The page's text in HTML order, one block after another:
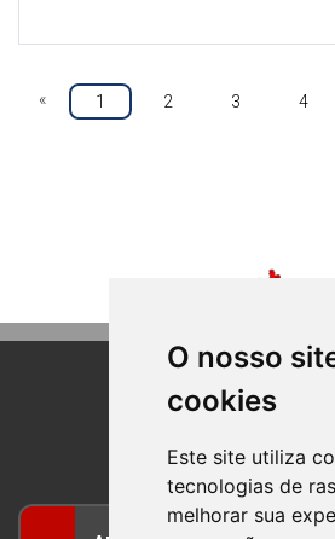
O nosso
cookies
Este site utiliza
tecnologias de
melhorar sua
« 1 2 3 4
BOM
RIO GRANDE DO